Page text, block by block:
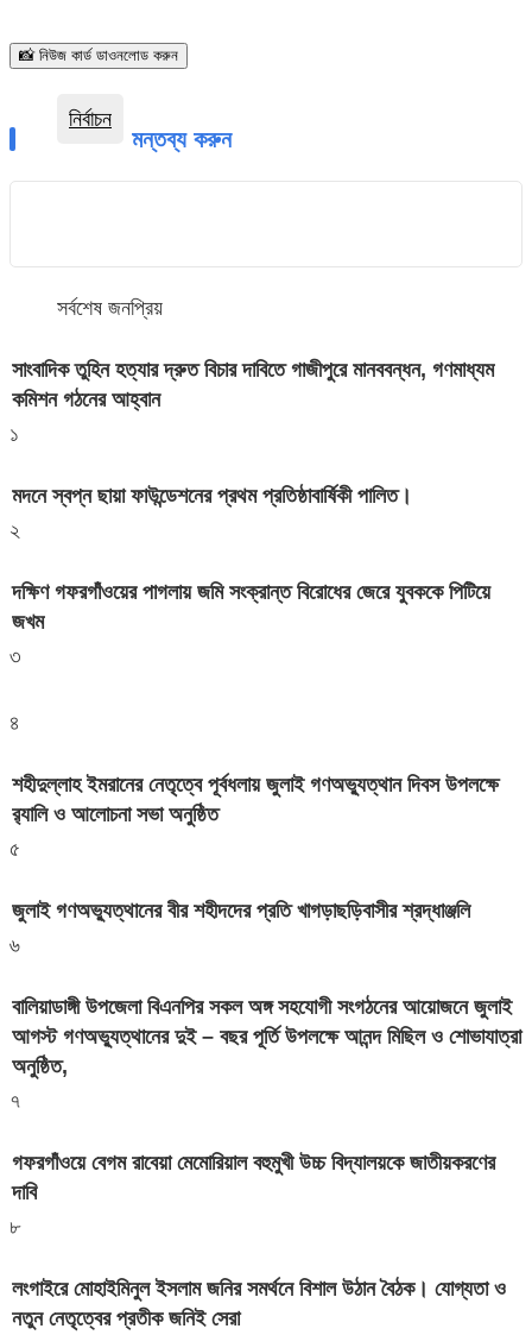
📸 নিউজ কার্ড ডাওনলোড করুন
নির্বাচন
মন্তব্য করুন
সর্বশেষ জনপ্রিয়
সাংবাদিক তুহিন হত্যার দ্রুত বিচার দাবিতে গাজীপুরে মানববন্ধন, গণমাধ্যম
কমিশন গঠনের আহ্বান
১
মদনে স্বপ্ন ছায়া ফাউন্ডেশনের প্রথম প্রতিষ্ঠাবার্ষিকী পালিত।
২
দক্ষিণ গফরগাঁওয়ের পাগলায় জমি সংক্রান্ত বিরোধের জেরে যুবককে পিটিয়ে
জখম
৩
৪
শহীদুল্লাহ ইমরানের নেতৃত্বে পূর্বধলায় জুলাই গণঅভ্যুত্থান দিবস উপলক্ষে
র‍্যালি ও আলোচনা সভা অনুষ্ঠিত
৫
জুলাই গণঅভ্যুত্থানের বীর শহীদদের প্রতি খাগড়াছড়িবাসীর শ্রদ্ধাঞ্জলি
৬
বালিয়াডাঙ্গী উপজেলা বিএনপির সকল অঙ্গ সহযোগী সংগঠনের আয়োজনে জুলাই
আগস্ট গণঅভ্যুত্থানের দুই – বছর পূর্তি উপলক্ষে আনন্দ মিছিল ও শোভাযাত্রা
অনুষ্ঠিত,
৭
গফরগাঁওয়ে বেগম রাবেয়া মেমোরিয়াল বহুমুখী উচ্চ বিদ্যালয়কে জাতীয়করণের
দাবি
৮
লংগাইরে মোহাইমিনুল ইসলাম জনির সমর্থনে বিশাল উঠান বৈঠক। যোগ্যতা ও
নতুন নেতৃত্বের প্রতীক জনিই সেরা